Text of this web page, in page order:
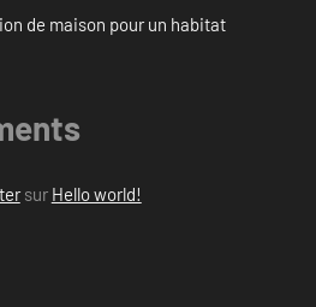
de maison pour un habitat
sur Hello world!